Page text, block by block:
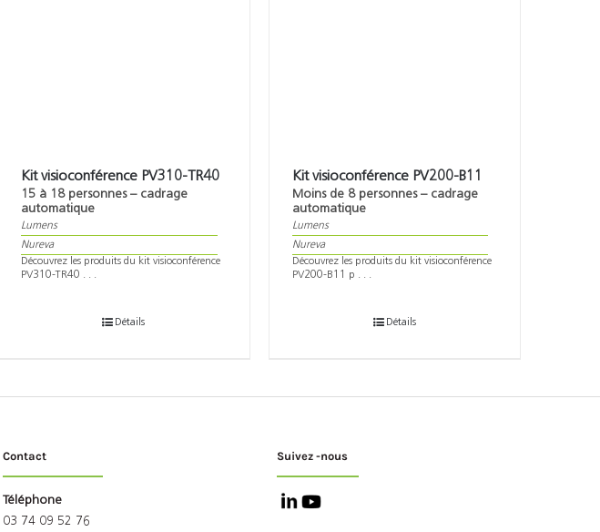
Kit visioconférence PV310-TR40
15 à 18 personnes – cadrage
automatique
Lumens
Nureva
Découvrez les produits du kit visioconférence
PV310-TR40 . . .
Détails
Kit visioconférence PV200-B11
Moins de 8 personnes – cadrage
automatique
Lumens
Nureva
Découvrez les produits du kit visioconférence
PV200-B11 p . . .
Détails
Contact
Téléphone
03 74 09 52 76
Suivez -nous